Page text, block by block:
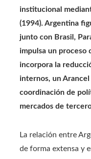
institucional
(1994). Argentina
junto con Brasil,
impulsa un proceso
incorpora la
internos, un
coordinación de
mercados de
La relación entre
de forma extensa y